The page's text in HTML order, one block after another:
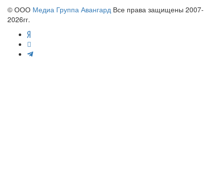
© ООО Медиа Группа Авангард Все права защищены 2007-
2026гг.